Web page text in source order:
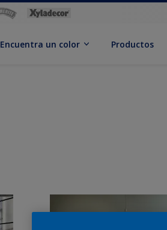
Encuentra un color Productos